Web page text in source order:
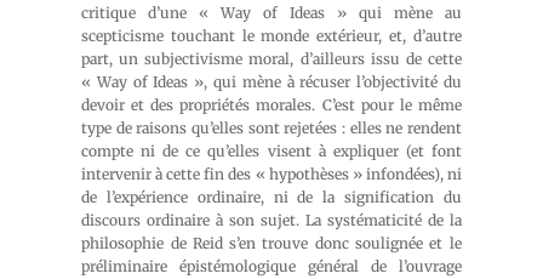
critique d’une « Way of Ideas » qui mène au
scepticisme touchant le monde extérieur, et, d’autre
part, un subjectivisme moral, d’ailleurs issu de cette
« Way of Ideas », qui mène à récuser l’objectivité du
devoir et des propriétés morales. C’est pour le même
type de raisons qu’elles sont rejetées : elles ne rendent
compte ni de ce qu’elles visent à expliquer (et font
intervenir à cette fin des « hypothèses » infondées), ni
de l’expérience ordinaire, ni de la signification du
discours ordinaire à son sujet. La systématicité de la
philosophie de Reid s’en trouve donc soulignée et le
préliminaire épistémologique général de l’ouvrage